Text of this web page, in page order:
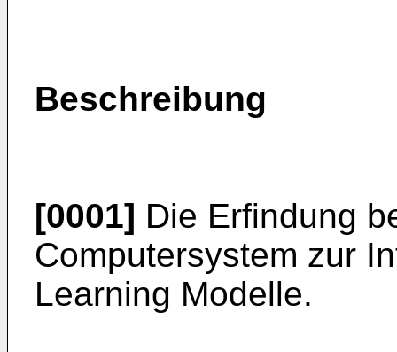
Beschreibung
[0001] Die Erfindung
Computersystem zur
Learning Modelle.